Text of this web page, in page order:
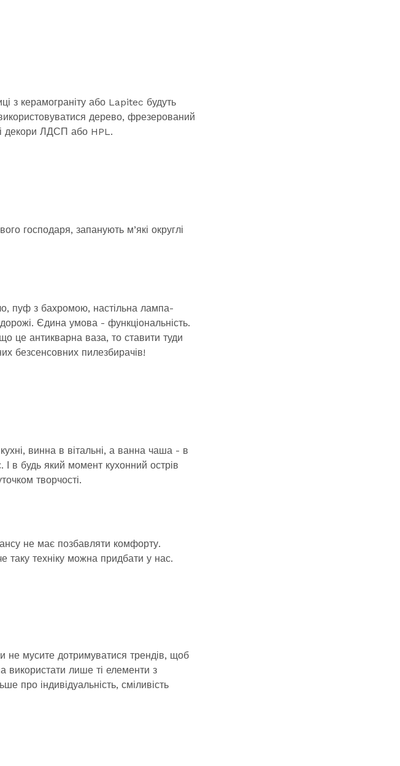
з керамограніту або Lapitec будуть
дерево, фрезерований
декори ЛДСП або HPL.
господаря, запанують м’які округлі
пуф з бахромою, настільна лампа-
Єдина умова - функціональність.
це антикварна ваза, то ставити туди
безсенсовних пилезбирачів!
винна в вітальні, а ванна чаша - в
І в будь який момент кухонний острів
творчості.
не має позбавляти комфорту.
таку техніку можна придбати у нас.
мусите дотримуватися трендів, щоб
використати лише ті елементи з
про індивідуальність, сміливість